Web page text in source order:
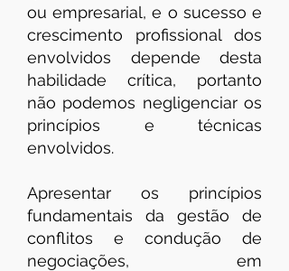
ou empresarial, e o sucesso e
crescimento profissional dos
envolvidos depende desta
habilidade crítica, portanto
não podemos negligenciar os
princípios e técnicas
envolvidos.
Apresentar os princípios
fundamentais da gestão de
conflitos e condução de
negociações, em